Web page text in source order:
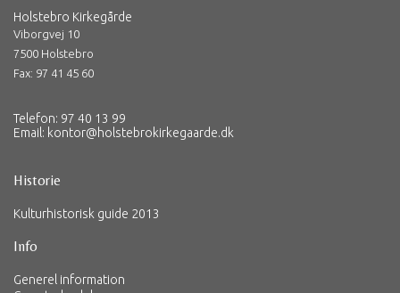
Holstebro Kirkegårde
Viborgvej 10
7500 Holstebro
Fax: 97 41 45 60
Telefon: 97 40 13 99
Email: kontor@holstebrokirkegaarde.dk
Historie
Kulturhistorisk guide 2013
Info
Generel information